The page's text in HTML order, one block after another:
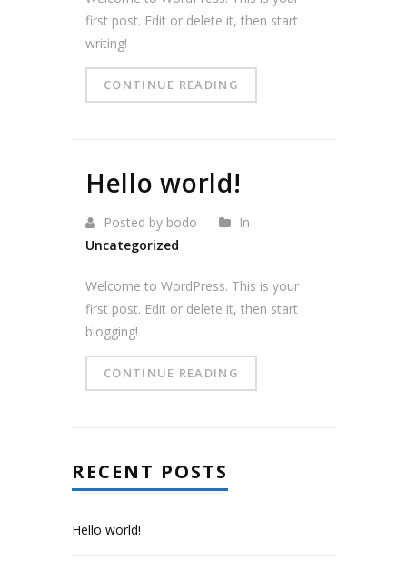
first post. Edit or delete it, then start
writing!
CONTINUE READING
Hello world!
Posted by bodo
In
Uncategorized
Welcome to WordPress. This is your
first post. Edit or delete it, then start
blogging!
CONTINUE READING
RECENT POSTS
Hello world!